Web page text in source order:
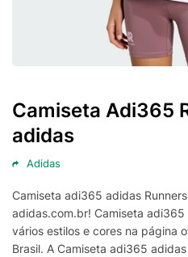
Camiseta Adi365
adidas
Adidas
Camiseta adi365 adidas
adidas.com.br! Camiseta adi365
vários estilos e cores na página
Brasil. A Camiseta adi365